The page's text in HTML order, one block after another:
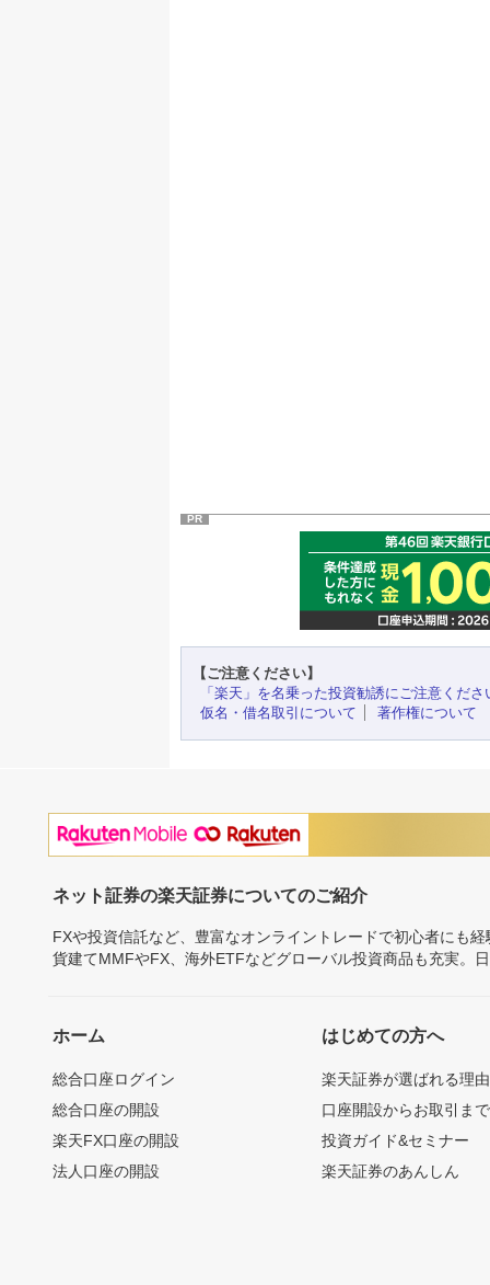
PR
【ご注意ください】
「楽天」を名乗った投資勧誘にご注意くださ
仮名・借名取引について
著作権について
ネット証券の楽天証券についてのご紹介
FXや投資信託など、豊富なオンライントレードで初心者にも
貨建てMMFやFX、海外ETFなどグローバル投資商品も充実。
ホーム
総合口座ログイン
総合口座の開設
楽天FX口座の開設
法人口座の開設
はじめての方へ
楽天証券が選ばれる理由
口座開設からお取引ま
投資ガイド&セミナー
楽天証券のあんしん